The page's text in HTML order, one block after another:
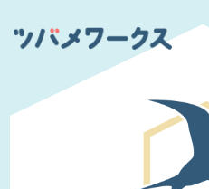
content